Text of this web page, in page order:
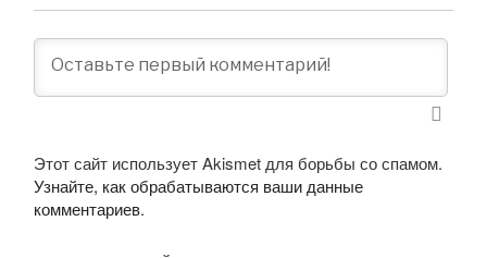
Этот сайт использует Akismet для борьбы со спамом.
Узнайте, как обрабатываются ваши данные
комментариев.